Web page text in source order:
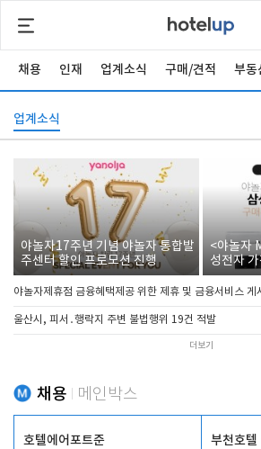
채용 인재 업계소식 구매/견적 부동
업계소식
야놀자17주년 기념 야놀자 통합발
주센터 할인 프로모션 진행
<야놀자
성전자
야놀자제휴점 금융혜택제공 위한 제휴 및 금융서비스 게
울산시, 피서․행락지 주변 불법행위 19건 적발
더보기
채용 메인박스
호텔에어포트준 부천호텔